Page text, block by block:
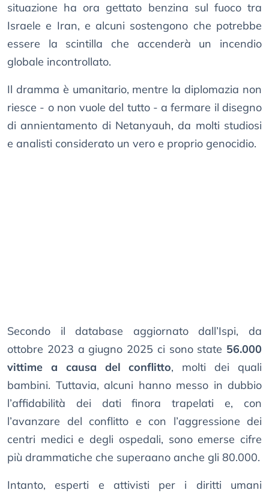
situazione ha ora gettato benzina sul fuoco tra
Israele e Iran, e alcuni sostengono che potrebbe
essere la scintilla che accenderà un incendio
globale incontrollato.
Il dramma è umanitario, mentre la diplomazia non
riesce - o non vuole del tutto - a fermare il disegno
di annientamento di Netanyauh, da molti studiosi
e analisti considerato un vero e proprio genocidio.
Secondo il database aggiornato dall’Ispi, da
ottobre 2023 a giugno 2025 ci sono state 56.000
vittime a causa del conflitto, molti dei quali
bambini. Tuttavia, alcuni hanno messo in dubbio
l’affidabilità dei dati finora trapelati e, con
l’avanzare del conflitto e con l’aggressione dei
centri medici e degli ospedali, sono emerse cifre
più drammatiche che superaano anche gli 80.000.
Intanto, esperti e attivisti per i diritti umani